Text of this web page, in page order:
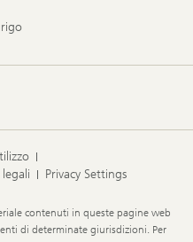
Privacy Settings
contenuti in queste pagine web
di determinate giurisdizioni. Per